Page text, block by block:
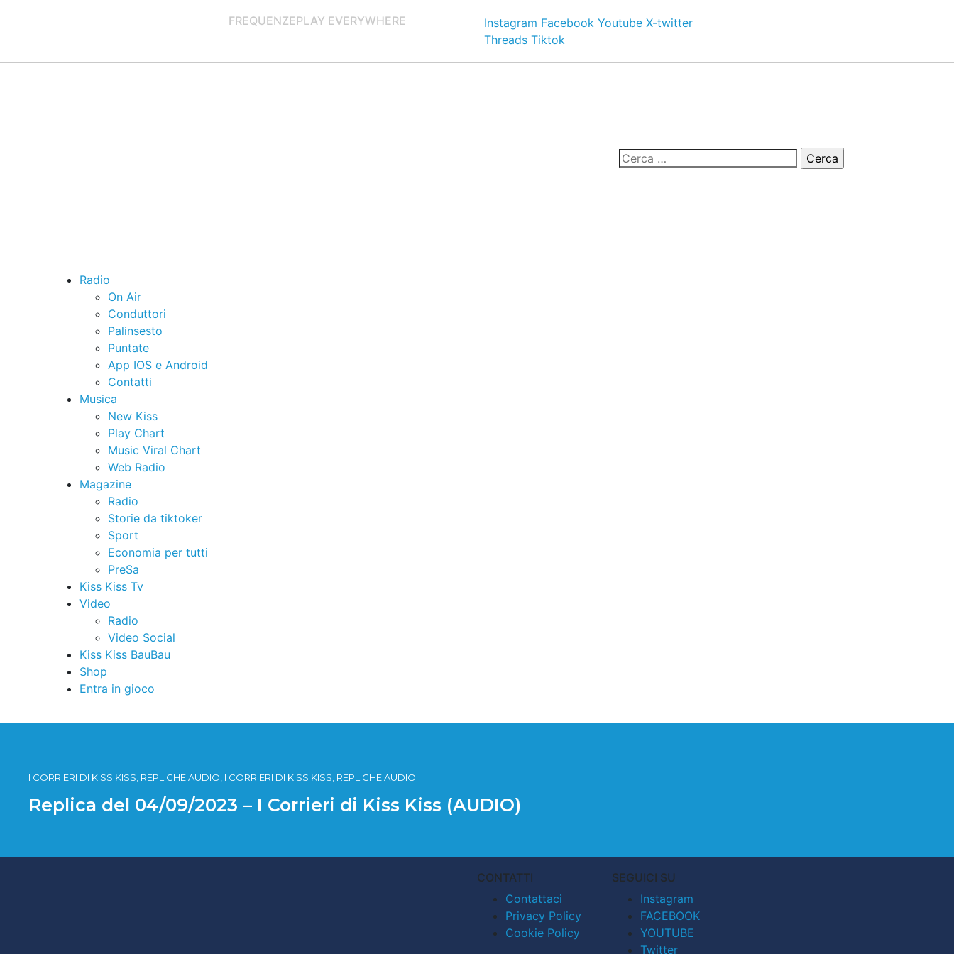
FREQUENZEPLAY EVERYWHERE Instagram Facebook Youtube X-twitter
Threads Tiktok
Radio
On Air
Conduttori
Palinsesto
Puntate
App IOS e Android
Contatti
Musica
New Kiss
Play Chart
Music Viral Chart
Web Radio
Magazine
Radio
Storie da tiktoker
Sport
Economia per tutti
PreSa
Kiss Kiss Tv
Video
Radio
Video Social
Kiss Kiss BauBau
Shop
Entra in gioco
I CORRIERI DI KISS KISS, REPLICHE AUDIO, I CORRIERI DI KISS KISS, REPLICHE AUDIO
Replica del 04/09/2023 – I Corrieri di Kiss Kiss (AUDIO)
CONTATTI
Contattaci
Privacy Policy
Cookie Policy
SEGUICI SU
Instagram
FACEBOOK
YOUTUBE
Twitter